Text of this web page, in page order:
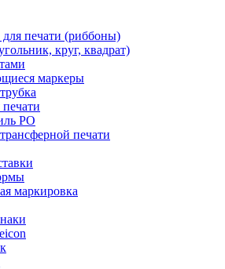
печати (риббоны)
круг, квадрат)
маркеры
PO
печати
маркировка